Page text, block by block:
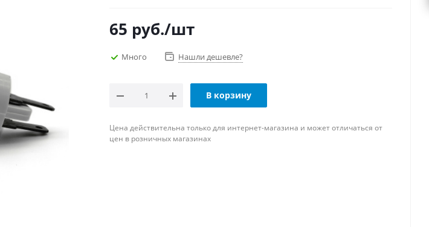
65 руб./шт
Много Нашли дешевле?
В корзину
Цена действительна только для интернет-магазина и может отличаться от
цен в розничных магазинах